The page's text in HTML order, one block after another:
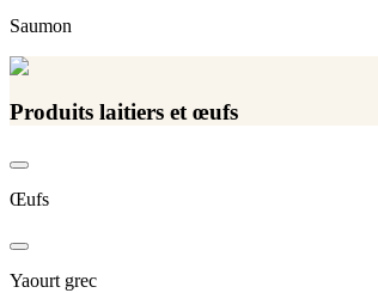
Saumon
Produits laitiers et œufs
Œufs
Yaourt grec